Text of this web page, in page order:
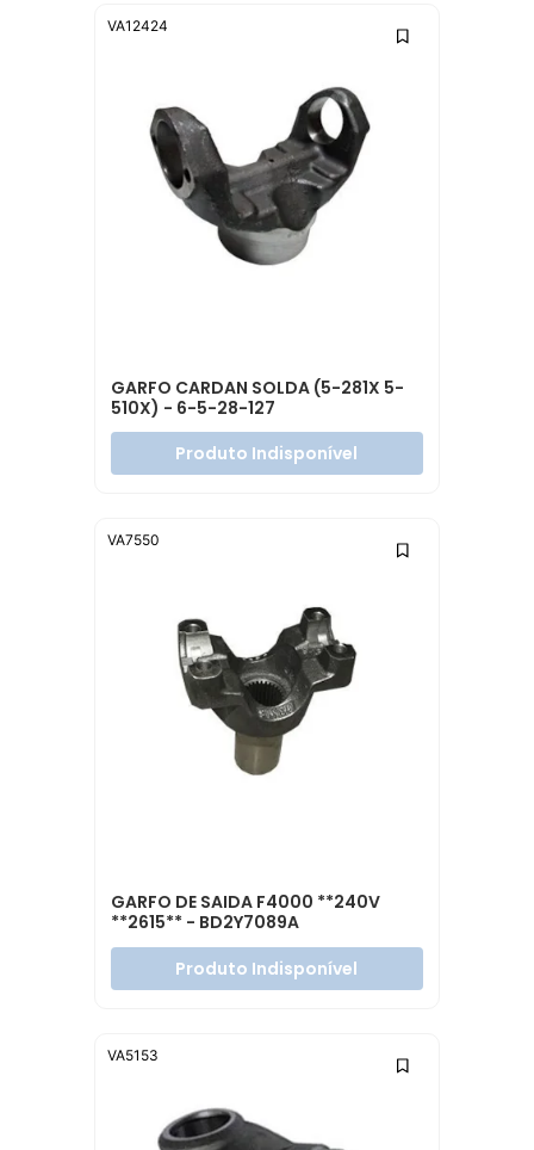
GARFO CARDAN SOLDA (5-281X 5-
510X) - 6-5-28-127
Produto Indisponível
VA12424
GARFO DE SAIDA F4000 **240V
**2615** - BD2Y7089A
Produto Indisponível
VA7550
VA5153